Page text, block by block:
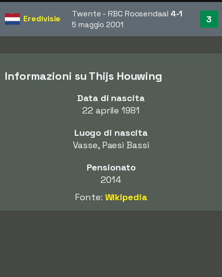
Eredivisie Twente - RBC Roosendaal 4-1
5 maggio 2001 3
Informazioni su Thijs Houwing
Data di nascita
22 aprile 1981
Luogo di nascita
Vasse, Paesi Bassi
Pensionato
2014
Fonte: Wikipedia